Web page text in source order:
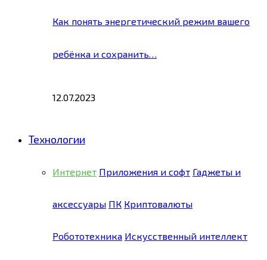
Как понять энергетический режим вашего
ребёнка и сохранить…
12.07.2023
Технологии
Интернет Приложения и софт Гаджеты и
аксессуары ПК Криптовалюты
Робототехника Искусственный интеллект